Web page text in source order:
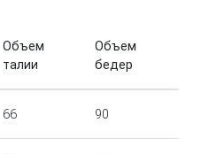
Объем
талии
Объем
бедер
66 90